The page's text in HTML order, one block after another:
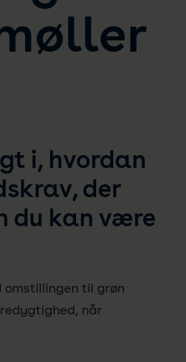
i, hvordan
der
du kan være
omstillingen til grøn
når